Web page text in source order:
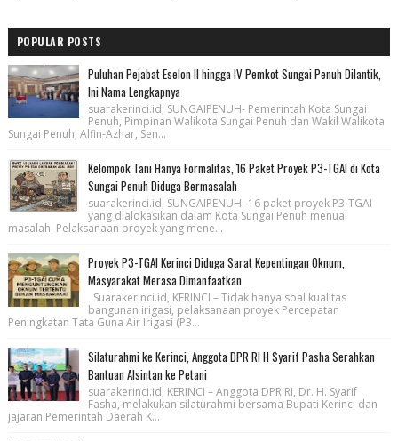
POPULAR POSTS
Puluhan Pejabat Eselon II hingga IV Pemkot Sungai Penuh Dilantik,
Ini Nama Lengkapnya
suarakerinci.id, SUNGAIPENUH- Pemerintah Kota Sungai
Penuh, Pimpinan Walikota Sungai Penuh dan Wakil Walikota
Sungai Penuh, Alfin-Azhar, Sen...
Kelompok Tani Hanya Formalitas, 16 Paket Proyek P3-TGAI di Kota
Sungai Penuh Diduga Bermasalah
suarakerinci.id, SUNGAIPENUH- 16 paket proyek P3-TGAI
yang dialokasikan dalam Kota Sungai Penuh menuai
masalah. Pelaksanaan proyek yang mene...
Proyek P3-TGAI Kerinci Diduga Sarat Kepentingan Oknum,
Masyarakat Merasa Dimanfaatkan
Suarakerinci.id, KERINCI – Tidak hanya soal kualitas
bangunan irigasi, pelaksanaan proyek Percepatan
Peningkatan Tata Guna Air Irigasi (P3...
Silaturahmi ke Kerinci, Anggota DPR RI H Syarif Pasha Serahkan
Bantuan Alsintan ke Petani
suarakerinci.id, KERINCI – Anggota DPR RI, Dr. H. Syarif
Fasha, melakukan silaturahmi bersama Bupati Kerinci dan
jajaran Pemerintah Daerah K...